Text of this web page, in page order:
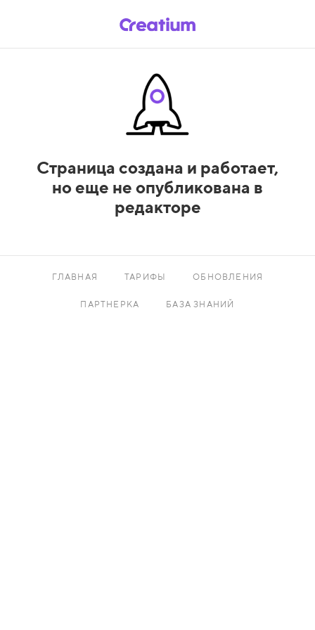
Страница создана и работает,
но еще не опубликована в
редакторе
ГЛАВНАЯ ТАРИФЫ ОБНОВЛЕНИЯ
ПАРТНЕРКА БАЗА ЗНАНИЙ